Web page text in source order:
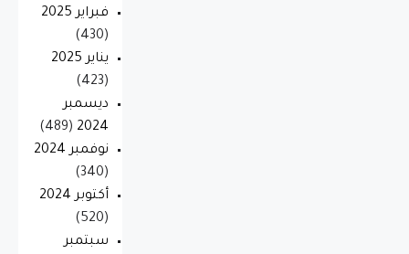
فبراير 2025
(430)
يناير 2025
(423)
ديسمبر
2024
(489)
نوفمبر 2024
(340)
أكتوبر 2024
(520)
سبتمبر